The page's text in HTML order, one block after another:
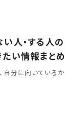
人・する人の
い情報まとめ
自分に向いているか